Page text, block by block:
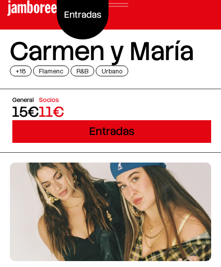
Entradas
Carmen y María
+18 Flamenc R&B Urbano
General
15€
Socios
11€
Entradas